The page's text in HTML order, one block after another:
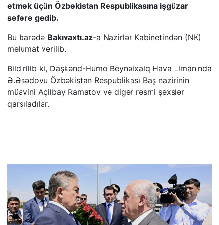
etmək üçün Özbəkistan Respublikasına işgüzar
səfərə gedib.
Bu barədə Bakıvaxtı.az-a Nazirlər Kabinetindən (NK)
məlumat verilib.
Bildirilib ki, Daşkənd-Humo Beynəlxalq Hava Limanında
Ə.Əsədovu Özbəkistan Respublikası Baş nazirinin
müavini Açilbay Ramatov və digər rəsmi şəxslər
qarşıladılar.